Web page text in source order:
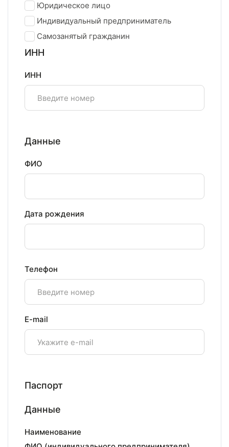
Юридическое лицо
Индивидуальный предприниматель
Самозанятый гражданин
ИНН
ИНН
Данные
ФИО
Дата рождения
Телефон
E-mail
Паспорт
Данные
Наименование